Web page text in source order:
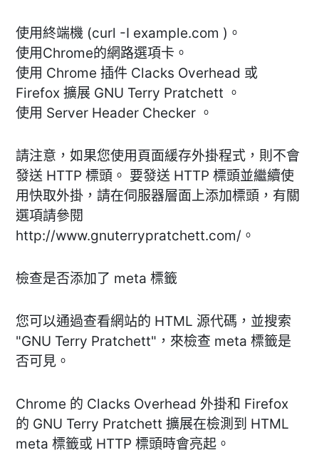
使用終端機 (curl -I example.com )。
使用Chrome的網路選項卡。
使用 Chrome 插件 Clacks Overhead 或
Firefox 擴展 GNU Terry Pratchett 。
使用 Server Header Checker 。
請注意，如果您使用頁面緩存外掛程式，則不會
發送 HTTP 標頭。 要發送 HTTP 標頭並繼續使
用快取外掛，請在伺服器層面上添加標頭，有關
選項請參閱
http://www.gnuterrypratchett.com/。
檢查是否添加了 meta 標籤
您可以通過查看網站的 HTML 源代碼，並搜索
"GNU Terry Pratchett"，來檢查 meta 標籤是
否可見。
Chrome 的 Clacks Overhead 外掛和 Firefox
的 GNU Terry Pratchett 擴展在檢測到 HTML
meta 標籤或 HTTP 標頭時會亮起。